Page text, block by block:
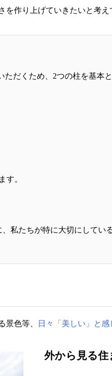
作り上げていきたいと考え
だくため、2つの柱を基本と
す。
私たちが特に大切にしてい
景色等、 日々「美しい」と感
外から見る住